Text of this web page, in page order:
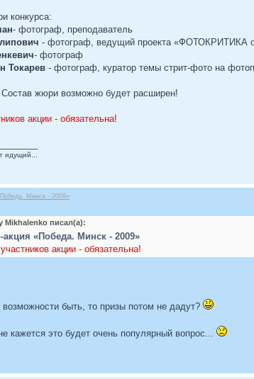
конкурса:
- фотограф, преподаватель
- фотограф, ведущий проекта «ФОТОКРИТИКА
- фотограф
Токарев - фотограф, куратор темы стрит-фото на
жюри возможно будет расширен!
акции - обязательна!
идущий...
Минск - 2009»
Mikhalenko писал(а):
акция «Победа. Минск - 2009»
акции - обязательна!
быть, то призы потом не дадут?
кажется это будет очень популярный вопрос...